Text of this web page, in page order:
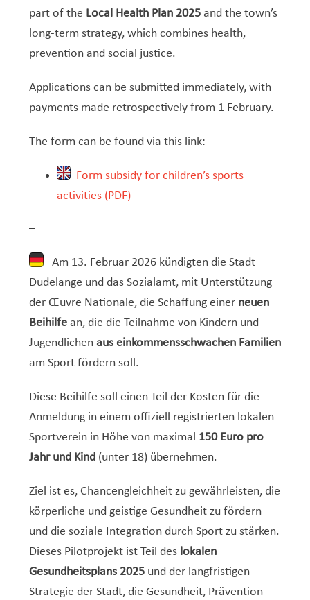
part of the Local Health Plan 2025and the town’s
long-term strategy, which combines health,
prevention and social justice.
Applications can be submitted immediately, with
payments made retrospectively from 1 February.
The form can be found via this link:
Form subsidy for children’s sports
activities (PDF)
–
Am 13. Februar 2026 kündigten die Stadt
Dudelange und das Sozialamt, mit Unterstützung
der Œuvre Nationale, die Schaffung einer neuen
Beihilfean, die die Teilnahme von Kindern und
Jugendlichen aus einkommensschwachen Familien
am Sport fördern soll.
Diese Beihilfe soll einen Teil der Kosten für die
Anmeldung in einem offiziell registrierten lokalen
Sportverein in Höhe von maximal 150 Euro pro
Jahr und Kind(unter 18) übernehmen.
Ziel ist es, Chancengleichheit zu gewährleisten, die
körperliche und geistige Gesundheit zu fördern
und die soziale Integration durch Sport zu stärken.
Dieses Pilotprojekt ist Teil des lokalen
Gesundheitsplans 2025und der langfristigen
Strategie der Stadt, die Gesundheit, Prävention